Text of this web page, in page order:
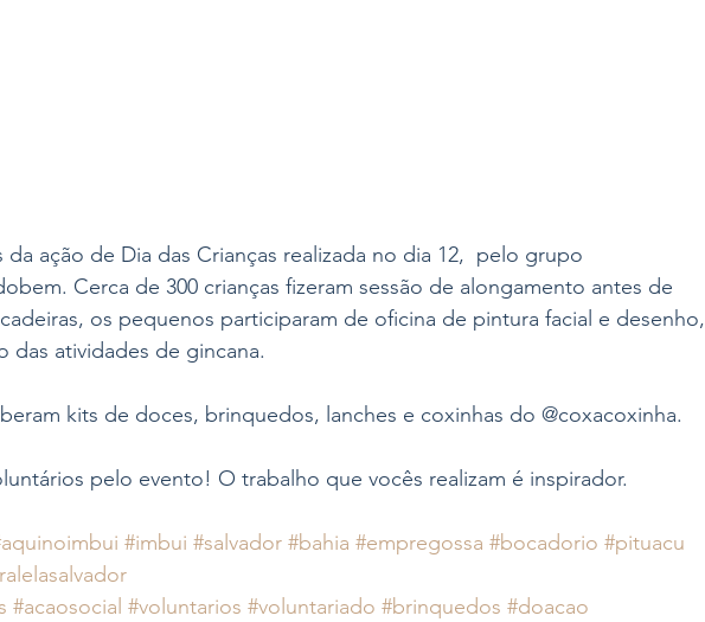
da ação de Dia das Crianças realizada no dia 12,  pelo grupo
Cerca de 300 crianças fizeram sessão de alongamento antes de
os pequenos participaram de oficina de pintura facial e desenho,
das atividades de gincana.
kits de doces, brinquedos, lanches e coxinhas do @coxacoxinha.
pelo evento! O trabalho que vocês realizam é inspirador.
#imbui #salvador #bahia #empregossa #bocadorio #pituacu
#acaosocial #voluntarios #voluntariado #brinquedos #doacao